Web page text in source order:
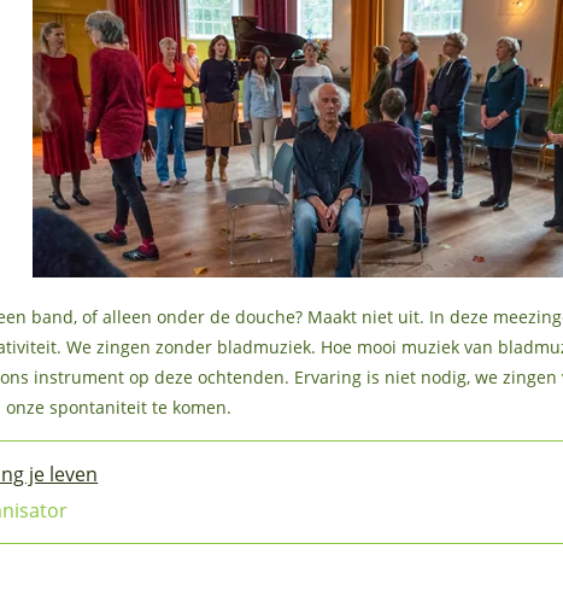
band, of alleen onder de douche? Maakt niet uit. In deze
We zingen zonder bladmuziek. Hoe mooi muziek van
instrument op deze ochtenden. Ervaring is niet nodig, we
spontaniteit te komen.
je leven